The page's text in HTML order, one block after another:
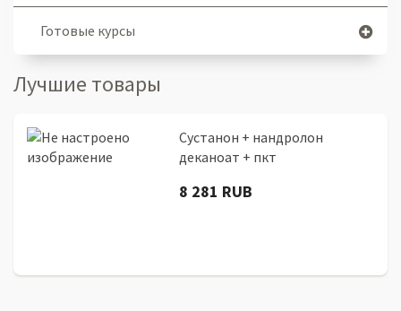
Готовые курсы
Лучшие товары
Сустанон + нандролон
деканоат + пкт
8 281 RUB